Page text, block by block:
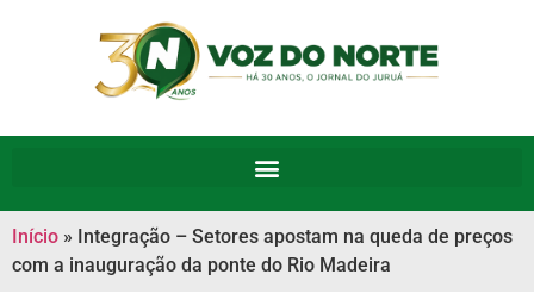
Início » Integração – Setores apostam na queda de preços
com a inauguração da ponte do Rio Madeira